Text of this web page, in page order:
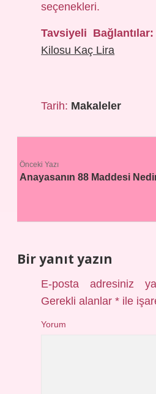
seçenekleri.
Tavsiyeli Bağlantılar:
Kilosu Kaç Lira
Tarih: Makaleler
Önceki Yazı
Anayasanın 88 Maddesi
Bir yanıt yazın
E-posta adresiniz
Gerekli alanlar* ile
Yorum